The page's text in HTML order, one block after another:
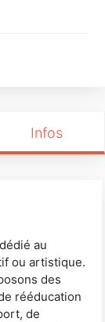
Infos
au
ou artistique.
des
rééducation
de